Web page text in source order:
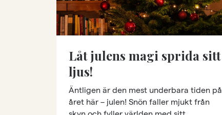
Låt julens magi sprida sitt
ljus!
Äntligen är den mest underbara tiden på
året här – julen! Snön faller mjukt från